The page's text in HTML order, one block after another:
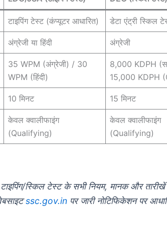
टाइपिंग टेस्ट (कंप्यूटर आधारित) डेटा एंट्री स्किल
अंग्रेजी या हिंदी अंग्रेजी
35 WPM (अंग्रेजी) / 30
WPM (हिंदी)
8,000 KDPH
15,000 KDPH
10 मिनट 15 मिनट
केवल क्वालीफाइंग
(Qualifying)
केवल क्वालीफाइंग
(Qualifying)
स्किल टेस्ट के सभी नियम, मानक और तारीखें
ssc.gov.in पर जारी नोटिफिकेशन पर